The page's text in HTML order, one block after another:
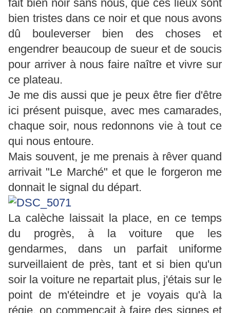
fait bien noir sans nous, que ces lieux sont
bien tristes dans ce noir et que nous avons
dû bouleverser bien des choses et
engendrer beaucoup de sueur et de soucis
pour arriver à nous faire naître et vivre sur
ce plateau.
Je me dis aussi que je peux être fier d'être
ici présent puisque, avec mes camarades,
chaque soir, nous redonnons vie à tout ce
qui nous entoure.
Mais souvent, je me prenais à rêver quand
arrivait "Le Marché" et que le forgeron me
donnait le signal du départ.
La calèche laissait la place, en ce temps
du progrès, à la voiture que les
gendarmes, dans un parfait uniforme
surveillaient de près, tant et si bien qu'un
soir la voiture ne repartait plus, j'étais sur le
point de m'éteindre et je voyais qu'à la
régie, on commençait à faire des signes et